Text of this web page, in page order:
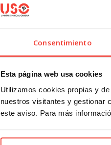
Consentimiento
Esta página web usa cookies
Utilizamos cookies propias y
nuestros visitantes y gestionar
este aviso. Para más